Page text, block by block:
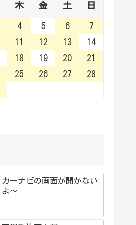
木 金 土 日
4 5 6
7
11 12 13
14
18 19 20
21
25 26 27
28
カーナビの画面が開かない
よ～